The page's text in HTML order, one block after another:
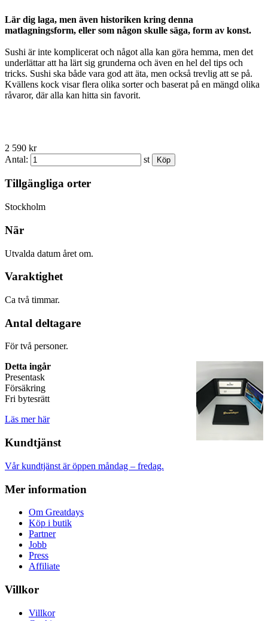
Lär dig laga, men även historiken kring denna
matlagningsform, eller som någon skulle säga, form av konst.
Sushi är inte komplicerat och något alla kan göra hemma, men det
underlättar att ha lärt sig grunderna och även en hel del tips och
tricks. Sushi ska både vara god att äta, men också trevlig att se på.
Kvällens kock visar flera olika sorter och baserat på en mängd olika
råvaror, där alla kan hitta sin favorit.
2 590 kr
Antal:
st
Tillgängliga orter
Stockholm
När
Utvalda datum året om.
Varaktighet
Ca två timmar.
Antal deltagare
För två personer.
Detta ingår
Presentask
Försäkring
Fri bytesrätt
Läs mer här
Kundtjänst
Vår kundtjänst är öppen måndag – fredag.
Mer information
Om Greatdays
Köp i butik
Partner
Jobb
Press
Affiliate
Villkor
Villkor